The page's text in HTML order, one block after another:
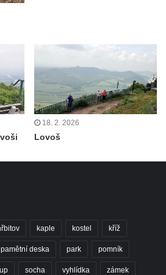
zeď a Rasova
Gebirge)
18. 2. 2026
Lovoš
kaple kostel kříž
pamětní deska park pomník
socha vyhlídka zámek